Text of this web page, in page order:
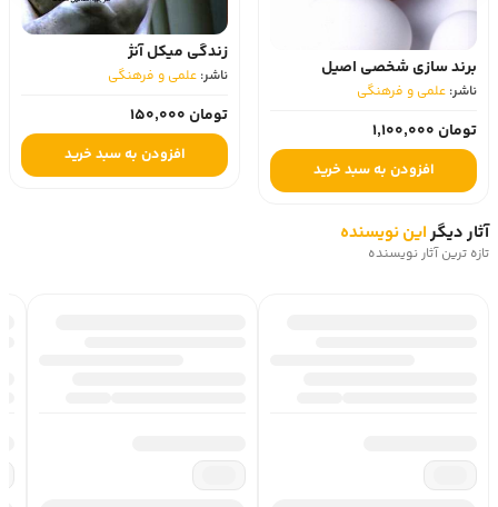
برند سازی شخصی اصیل
ناشر: علمی و فرهنگی
تومان 1,100,000
افزودن به سبد خرید
زندگی میکل آنژ
ناشر: علمی و فرهنگی
تومان 150,000
افزودن به سبد خرید
آثار دیگراین نویسنده
تازه ترین آثار نویسنده